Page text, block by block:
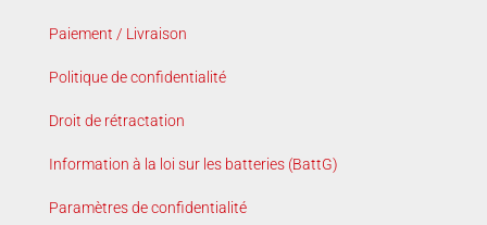
Paiement / Livraison
Politique de confidentialité
Droit de rétractation
Information à la loi sur les batteries (BattG)
Paramètres de confidentialité